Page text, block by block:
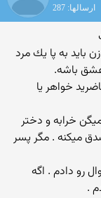
ارسالها: 287
باید به پا یك مرد
باشه.
خواهر یا
دوسته میگن خرابه و دختر
میکنه . مگر پسر
رو دادم . اگه
.